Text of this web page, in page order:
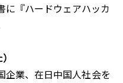
に『ハードウェアハッカ
企業、在日中国人社会を